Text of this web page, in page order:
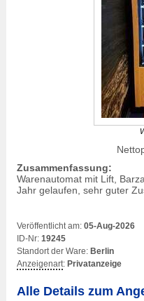
Zusammenfassung:
Warenautomat mit Lift,
Jahr gelaufen, sehr guter
Veröffentlicht am: 05-Aug-2026
ID-Nr: 19245
Standort der Ware: Berlin
Anzeigenart: Privatanzeige
Alle Details zum